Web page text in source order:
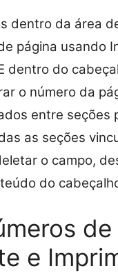
dentro da área
página usando
dentro do
o número da
entre seções
as seções
o campo,
do
de
e